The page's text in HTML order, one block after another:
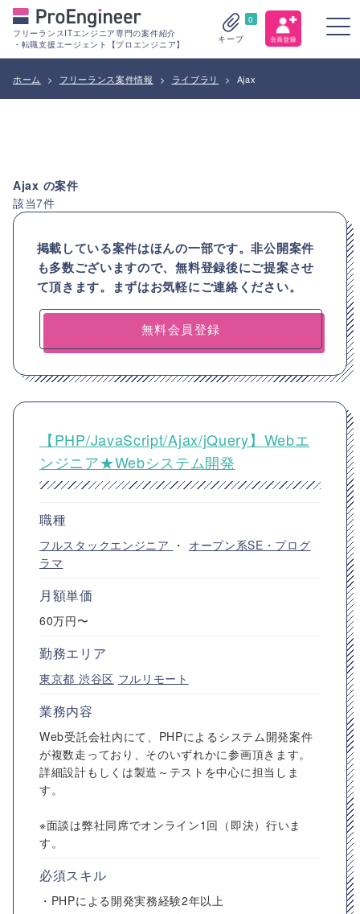
フリーランスITエンジニア専門の案件紹介
・転職支援エージェント【プロエンジニア】
0
キープ
ホーム > フリーランス案件情報 > ライブラリ > Ajax
Ajax の案件
該当7件
掲載している案件はほんの一部です。非公開案件
も多数ございますので、無料登録後にご提案させ
て頂きます。まずはお気軽にご連絡ください。
無料会員登録
【PHP/JavaScript/Ajax/jQuery】Webエ
ンジニア★Webシステム開発
職種
フルスタックエンジニア ・ オープン系SE・プログ
ラマ
月額単価
60万円〜
勤務エリア
東京都 渋谷区 フルリモート
業務内容
Web受託会社内にて、PHPによるシステム開発案件
が複数走っており、そのいずれかに参画頂きます。
詳細設計もしくは製造～テストを中心に担当しま
す。
※面談は弊社同席でオンライン1回（即決）行いま
す。
必須スキル
・PHPによる開発実務経験2年以上